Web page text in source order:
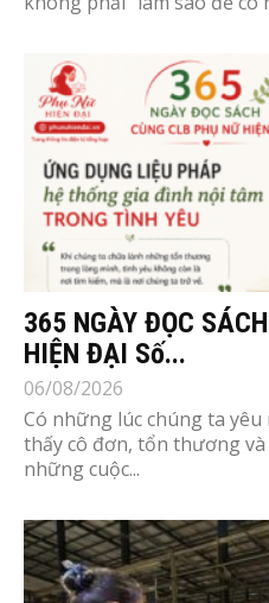
365 NGÀY ĐỌC
HIỆN ĐẠI Số...
06/08/2026
Có những lúc chúng ta
thấy cô đơn, tổn thương
những cuộc...